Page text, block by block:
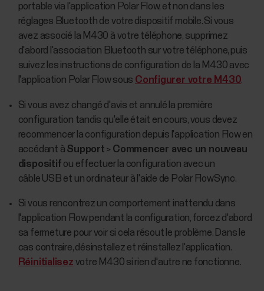
portable via l'application Polar Flow, et non dans les
réglages Bluetooth de votre dispositif mobile. Si vous
avez associé la M430 à votre téléphone, supprimez
d'abord l'association Bluetooth sur votre téléphone, puis
suivez les instructions de configuration de la M430 avec
l'application Polar Flow sous Configurer votre M430.
Si vous avez changé d'avis et annulé la première
configuration tandis qu'elle était en cours, vous devez
recommencer la configuration depuis l'application Flow en
accédant à Support > Commencer avec un nouveau
dispositif ou effectuer la configuration avec un
câble USB et un ordinateur à l'aide de Polar FlowSync.
Si vous rencontrez un comportement inattendu dans
l'application Flow pendant la configuration, forcez d'abord
sa fermeture pour voir si cela résout le problème. Dans le
cas contraire, désinstallez et réinstallez l'application.
Réinitialisez votre M430 si rien d'autre ne fonctionne.